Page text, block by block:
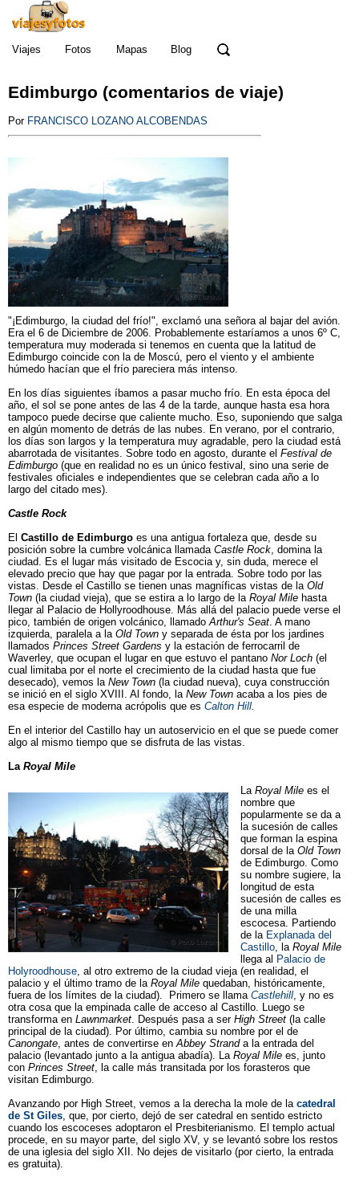
Viajes Fotos Mapas Blog
Edimburgo (comentarios de viaje)
Por FRANCISCO LOZANO ALCOBENDAS
"¡Edimburgo, la ciudad del frío!", exclamó una señora al bajar del avión.
Era el 6 de Diciembre de 2006. Probablemente estaríamos a unos 6º C,
temperatura muy moderada si tenemos en cuenta que la latitud de
Edimburgo coincide con la de Moscú, pero el viento y el ambiente
húmedo hacían que el frío pareciera más intenso.
En los días siguientes íbamos a pasar mucho frío. En esta época del
año, el sol se pone antes de las 4 de la tarde, aunque hasta esa hora
tampoco puede decirse que caliente mucho. Eso, suponiendo que salga
en algún momento de detrás de las nubes. En verano, por el contrario,
los días son largos y la temperatura muy agradable, pero la ciudad está
abarrotada de visitantes. Sobre todo en agosto, durante el Festival de
Edimburgo (que en realidad no es un único festival, sino una serie de
festivales oficiales e independientes que se celebran cada año a lo
largo del citado mes).
Castle Rock
El Castillo de Edimburgo es una antigua fortaleza que, desde su
posición sobre la cumbre volcánica llamada Castle Rock, domina la
ciudad. Es el lugar más visitado de Escocia y, sin duda, merece el
elevado precio que hay que pagar por la entrada. Sobre todo por las
vistas. Desde el Castillo se tienen unas magníficas vistas de la Old
Town (la ciudad vieja), que se estira a lo largo de la Royal Mile hasta
llegar al Palacio de Hollyroodhouse. Más allá del palacio puede verse el
pico, también de origen volcánico, llamadoArthur's Seat. A mano
izquierda, paralela a la Old Town y separada de ésta por los jardines
llamados Princes Street Gardens y la estación de ferrocarril de
Waverley, que ocupan el lugar en que estuvo el pantano Nor Loch (el
cual limitaba por el norte el crecimiento de la ciudad hasta que fue
desecado), vemos la New Town (la ciudad nueva), cuya construcción
se inició en el siglo XVIII. Al fondo, la New Town acaba a los pies de
esa especie de moderna acrópolis que es Calton Hill.
En el interior del Castillo hay un autoservicio en el que se puede comer
algo al mismo tiempo que se disfruta de las vistas.
La Royal Mile
La Royal Mile es el
nombre que
popularmente se da a
la sucesión de calles
que forman la espina
dorsal de la Old Town
de Edimburgo. Como
su nombre sugiere, la
longitud de esta
sucesión de calles es
de una milla
escocesa. Partiendo
de la Explanada del
Castillo, la Royal Mile
llega al Palacio de
Holyroodhouse, al otro extremo de la ciudad vieja (en realidad, el
palacio y el último tramo de la Royal Mile quedaban, históricamente,
fuera de los límites de la ciudad). Primero se llama Castlehill, y no es
otra cosa que la empinada calle de acceso al Castillo. Luego se
transforma en Lawnmarket. Después pasa a ser High Street (la calle
principal de la ciudad). Por último, cambia su nombre por el de
Canongate, antes de convertirse enAbbey Stranda la entrada del
palacio (levantado junto a la antigua abadía). La Royal Mile es, junto
con Princes Street, la calle más transitada por los forasteros que
visitan Edimburgo.
Avanzando por High Street, vemos a la derecha la mole de la catedral
de St Giles, que, por cierto, dejó de ser catedral en sentido estricto
cuando los escoceses adoptaron el Presbiterianismo. El templo actual
procede, en su mayor parte, del siglo XV, y se levantó sobre los restos
de una iglesia del siglo XII. No dejes de visitarlo (por cierto, la entrada
es gratuita).